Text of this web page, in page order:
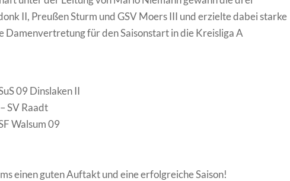
II, Preußen Sturm und GSV Moers III und erzielte dabei starke
Damenvertretung für den Saisonstart in die Kreisliga A
09 Dinslaken II
SV Raadt
Walsum 09
einen guten Auftakt und eine erfolgreiche Saison!